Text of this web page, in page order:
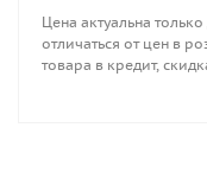
Цена актуальна
отличаться от цен в
товара в кредит,